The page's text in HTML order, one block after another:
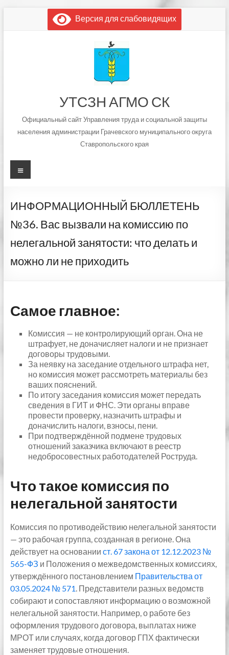
содержимому
Версия для слабовидящих
УТСЗН АГМО СК
Официальный сайт Управления труда и социальной защиты
населения администрации Грачевского муниципального округа
Ставропольского края
Меню
ИНФОРМАЦИОННЫЙ БЮЛЛЕТЕНЬ
№36. Вас вызвали на комиссию по
нелегальной занятости: что делать и
можно ли не приходить
Самое главное:
Комиссия — не контролирующий орган. Она не
штрафует, не доначисляет налоги и не признает
договоры трудовыми.
За неявку на заседание отдельного штрафа нет,
но комиссия может рассмотреть материалы без
ваших пояснений.
По итогу заседания комиссия может передать
сведения в ГИТ и ФНС. Эти органы вправе
провести проверку, назначить штрафы и
доначислить налоги, взносы, пени.
При подтверждённой подмене трудовых
отношений заказчика включают в реестр
недобросовестных работодателей Роструда.
Что такое комиссия по
нелегальной занятости
Комиссия по противодействию нелегальной занятости
— это рабочая группа, созданная в регионе. Она
действует на основании ст. 67 закона от 12.12.2023 №
565-ФЗ и Положения о межведомственных комиссиях,
утверждённого постановлением Правительства от
03.05.2024 № 571. Представители разных ведомств
собирают и сопоставляют информацию о возможной
нелегальной занятости. Например, о работе без
оформления трудового договора, выплатах ниже
МРОТ или случаях, когда договор ГПХ фактически
заменяет трудовые отношения.